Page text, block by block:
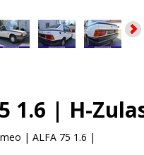
1.6 | H-
| ALFA 75 1.6 |